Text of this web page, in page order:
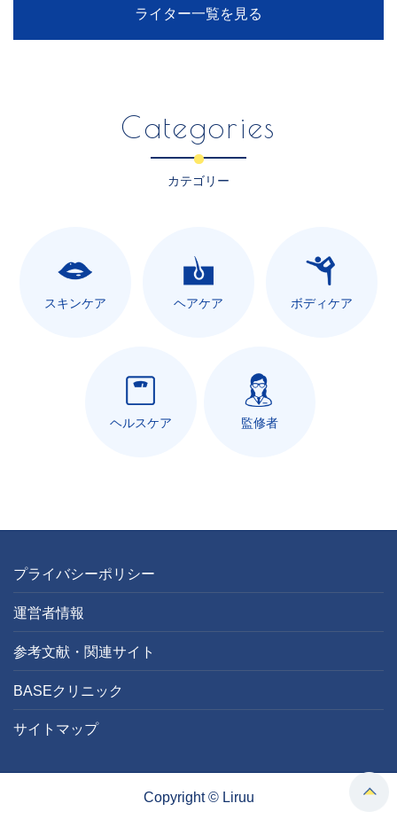
ライター一覧を見る
Categories
カテゴリー
スキンケア ヘアケア ボディケア
ヘルスケア 監修者
プライバシーポリシー
運営者情報
参考文献・関連サイト
BASEクリニック
サイトマップ
Copyright © Liruu